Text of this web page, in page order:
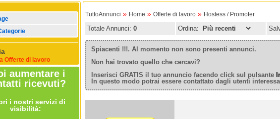
Offerte di lavoro
aumentare i
ricevuti?
i nostri servizi di
visibilità:
TuttoAnnunci » Home » Offerte di lavoro » Hostess / Promoter
Totale Annunci: 0 Ordina:
Spiacenti !!!. Al momento non sono presenti annunci.
Non hai trovato quello che cercavi?
Inserisci GRATIS il tuo annuncio facendo click sul pulsante
In questo modo potrai essere contattato dagli utenti